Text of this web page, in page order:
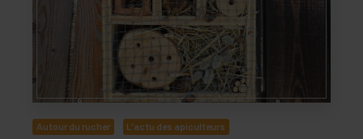
Autour du rucher L'actu des apiculteurs